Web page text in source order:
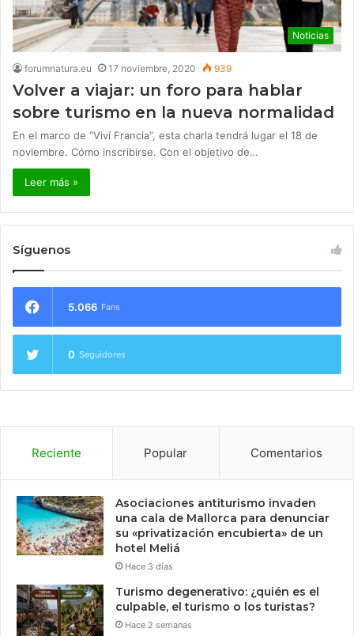
Noticias
forumnatura.eu 17 noviembre, 2020 939
Volver a viajar: un foro para hablar
sobre turismo en la nueva normalidad
En el marco de “Viví Francia”, esta charla tendrá lugar el 18 de
noviembre. Cómo inscribirse. Con el objetivo de…
Leer más »
Síguenos
5.066 Fans
0 Seguidores
Reciente Popular Comentarios
Asociaciones antiturismo invaden
una cala de Mallorca para denunciar
su «privatización encubierta» de un
hotel Meliá
Hace 3 días
Turismo degenerativo: ¿quién es el
culpable, el turismo o los turistas?
Hace 2 semanas